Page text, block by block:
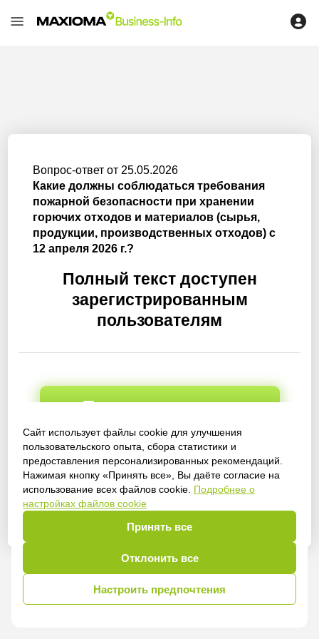
Сайт использует файлы cookie для улучшения
пользовательского опыта, сбора статистики и
предоставления персонализированных рекомендаций.
Нажимая кнопку «Принять все», Вы даёте согласие на
использование всех файлов cookie. Подробнее о
настройках файлов cookie
Принять все
Отклонить все
Настроить предпочтения
Вопрос-ответ от 25.05.2026
Какие должны соблюдаться требования
пожарной безопасности при хранении
горючих отходов и материалов (сырья,
продукции, производственных отходов) с
12 апреля 2026 г.?
Полный текст доступен
зарегистрированным
пользователям
Получить доступ
Войти